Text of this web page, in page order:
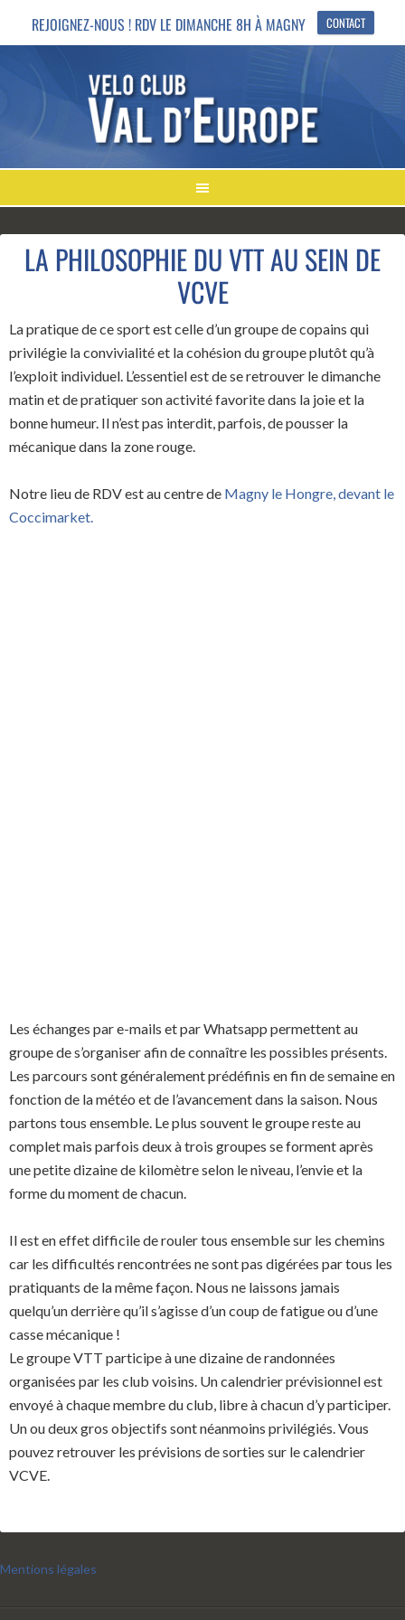
REJOIGNEZ-NOUS ! RDV LE DIMANCHE 8H À MAGNY CONTACT
LA PHILOSOPHIE DU VTT AU SEIN DE
VCVE
La pratique de ce sport est celle d’un groupe de copains qui
privilégie la convivialité et la cohésion du groupe plutôt qu’à
l’exploit individuel. L’essentiel est de se retrouver le dimanche
matin et de pratiquer son activité favorite dans la joie et la
bonne humeur. Il n’est pas interdit, parfois, de pousser la
mécanique dans la zone rouge.
Notre lieu de RDV est au centre de Magny le Hongre, devant le
Coccimarket.
Les échanges par e-mails et par Whatsapp permettent au
groupe de s’organiser afin de connaître les possibles présents.
Les parcours sont généralement prédéfinis en fin de semaine en
fonction de la météo et de l’avancement dans la saison. Nous
partons tous ensemble. Le plus souvent le groupe reste au
complet mais parfois deux à trois groupes se forment après
une petite dizaine de kilomètre selon le niveau, l’envie et la
forme du moment de chacun.
Il est en effet difficile de rouler tous ensemble sur les chemins
car les difficultés rencontrées ne sont pas digérées par tous les
pratiquants de la même façon. Nous ne laissons jamais
quelqu’un derrière qu’il s’agisse d’un coup de fatigue ou d’une
casse mécanique !
Le groupe VTT participe à une dizaine de randonnées
organisées par les club voisins. Un calendrier prévisionnel est
envoyé à chaque membre du club, libre à chacun d’y participer.
Un ou deux gros objectifs sont néanmoins privilégiés. Vous
pouvez retrouver les prévisions de sorties sur le calendrier
VCVE.
Mentions légales